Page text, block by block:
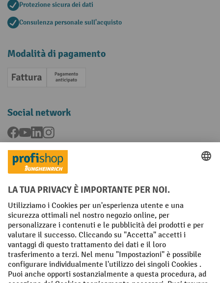
Protezione sicura dei dati
Consulenza personale sull'acquisto
Modalità di pagamento
Fattura Pagamento anticipato
Social network
Facebook
YouTubeLinkedInInstagram
Condizioni Generali di Vendita
Dichiarazione di protezione dei dati Impronta
Impostazioni sulla privacy
All prices excl. VAT plusshipping costsand possible delivery charges,
if not stated otherwise.
¹ Lo sconto è valido fino a esaurimento scorte. Lo sconto non si applica